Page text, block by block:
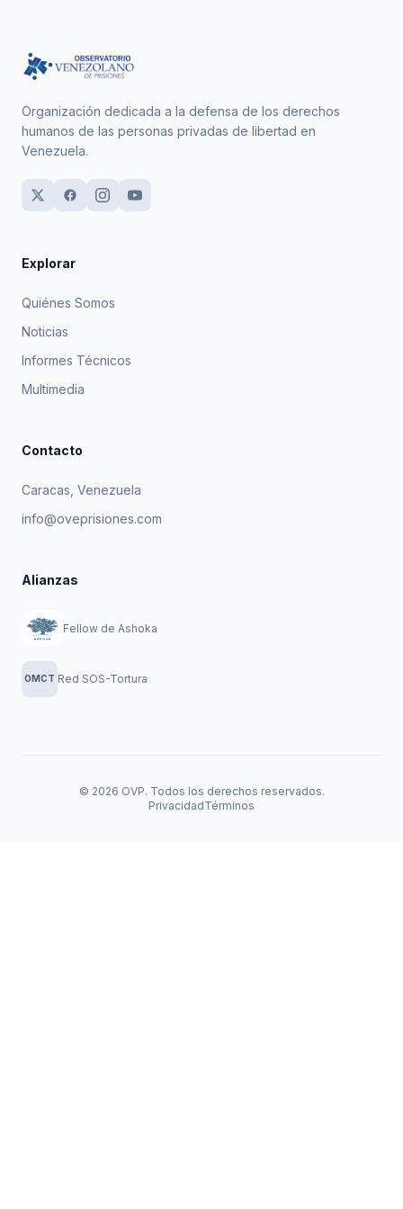
Organización dedicada a la defensa de los derechos
humanos de las personas privadas de libertad en
Venezuela.
Explorar
Quiénes Somos
Noticias
Informes Técnicos
Multimedia
Contacto
Caracas, Venezuela
info@oveprisiones.com
Alianzas
Fellow de Ashoka
OMCT Red SOS-Tortura
© 2026 OVP. Todos los derechos reservados.
PrivacidadTérminos